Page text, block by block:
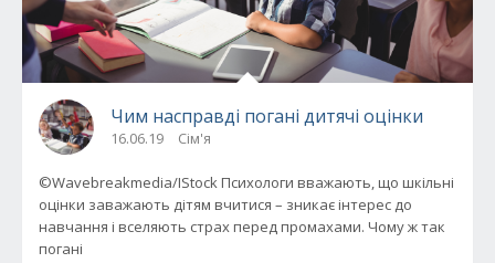
Чим насправді погані дитячі оцінки
16.06.19 Сім'я
©Wavebreakmedia/IStock Психологи вважають, що шкільні
оцінки заважають дітям вчитися – зникає інтерес до
навчання і вселяють страх перед промахами. Чому ж так
погані